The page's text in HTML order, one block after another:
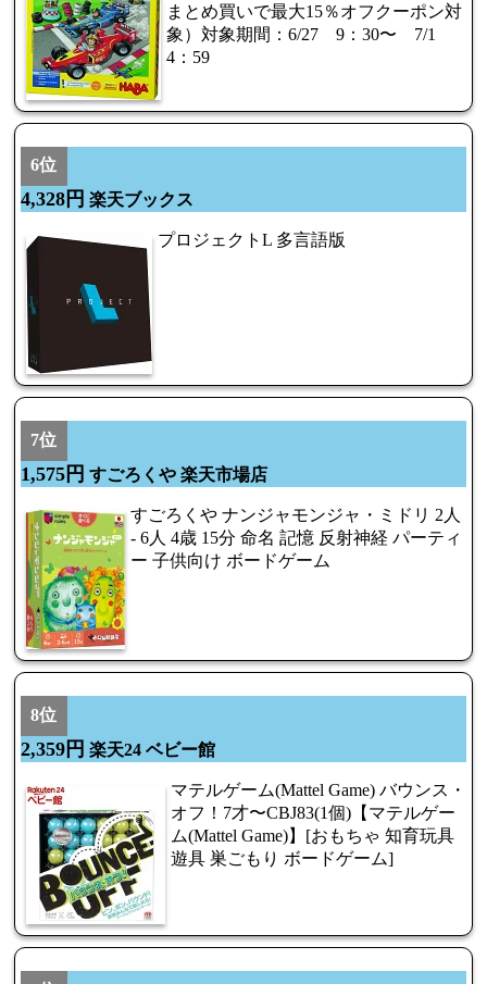
まとめ買いで最大15％オフクーポン対
象）対象期間：6/27 9：30〜 7/1
4：59
6位
4,328円 楽天ブックス
プロジェクトL 多言語版
7位
1,575円 すごろくや 楽天市場店
すごろくや ナンジャモンジャ・ミドリ 2人
- 6人 4歳 15分 命名 記憶 反射神経 パーティ
ー 子供向け ボードゲーム
8位
2,359円 楽天24 ベビー館
マテルゲーム(Mattel Game) バウンス・
オフ！7才〜CBJ83(1個)【マテルゲー
ム(Mattel Game)】[おもちゃ 知育玩具
遊具 巣ごもり ボードゲーム]